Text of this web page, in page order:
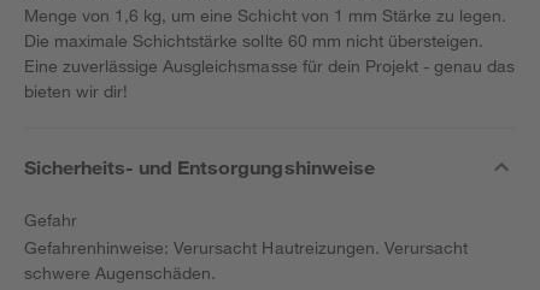
Menge von 1,6 kg, um eine Schicht von 1 mm Stärke zu legen.
Die maximale Schichtstärke sollte 60 mm nicht übersteigen.
Eine zuverlässige Ausgleichsmasse für dein Projekt - genau das
bieten wir dir!
Sicherheits- und Entsorgungshinweise
Gefahr
Gefahrenhinweise: Verursacht Hautreizungen. Verursacht
schwere Augenschäden.